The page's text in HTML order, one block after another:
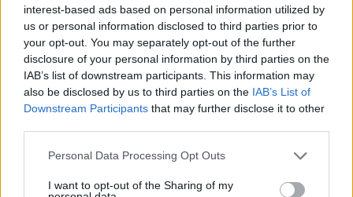
interest-based ads based on personal information utilized by
us or personal information disclosed to third parties prior to
your opt-out. You may separately opt-out of the further
disclosure of your personal information by third parties on the
IAB’s list of downstream participants. This information may
also be disclosed by us to third parties on the IAB’s List of
Downstream Participants that may further disclose it to other
Personal Data Processing Opt Outs
I want to opt-out of the Sharing of my
Σχετικά Άρθρα